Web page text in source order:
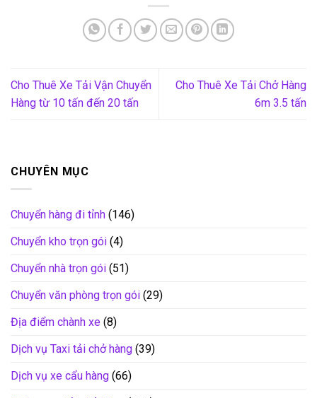
Cho Thuê Xe Tải Vận Chuyển
Hàng từ 10 tấn đến 20 tấn
Cho Thuê Xe Tải Chở Hàng
6m 3.5 tấn
CHUYÊN MỤC
Chuyển hàng đi tỉnh (146)
Chuyển kho trọn gói (4)
Chuyển nhà trọn gói (51)
Chuyển văn phòng trọn gói (29)
Địa điểm chành xe (8)
Dịch vụ Taxi tải chở hàng (39)
Dịch vụ xe cẩu hàng (66)